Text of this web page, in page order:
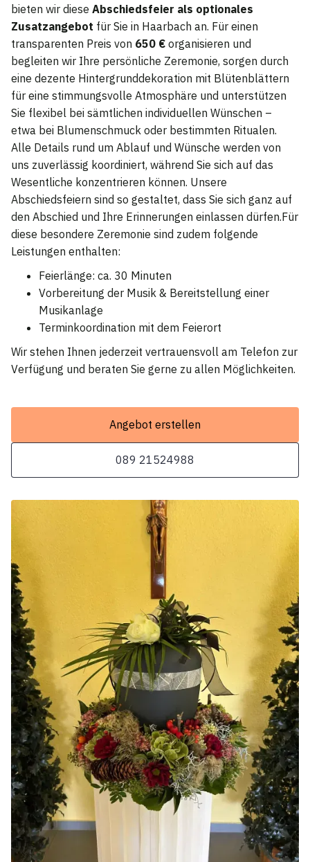
bieten wir diese Abschiedsfeier als optionales
Zusatzangebot für Sie in Haarbach an. Für einen
transparenten Preis von 650 € organisieren und
begleiten wir Ihre persönliche Zeremonie, sorgen durch
eine dezente Hintergrunddekoration mit Blütenblättern
für eine stimmungsvolle Atmosphäre und unterstützen
Sie flexibel bei sämtlichen individuellen Wünschen –
etwa bei Blumenschmuck oder bestimmten Ritualen.
Alle Details rund um Ablauf und Wünsche werden von
uns zuverlässig koordiniert, während Sie sich auf das
Wesentliche konzentrieren können. Unsere
Abschiedsfeiern sind so gestaltet, dass Sie sich ganz auf
den Abschied und Ihre Erinnerungen einlassen dürfen.Für
diese besondere Zeremonie sind zudem folgende
Leistungen enthalten:
Feierlänge: ca. 30 Minuten
Vorbereitung der Musik & Bereitstellung einer
Musikanlage
Terminkoordination mit dem Feierort
Wir stehen Ihnen jederzeit vertrauensvoll am Telefon zur
Verfügung und beraten Sie gerne zu allen Möglichkeiten.
Angebot erstellen
089 21524988